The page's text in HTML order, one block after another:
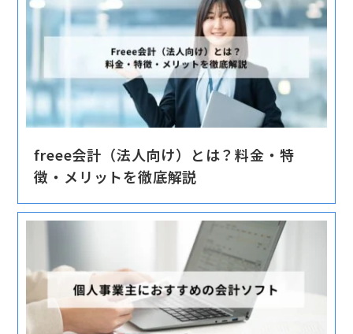
freee会計（法人向け）とは？料金・特
徴・メリットを徹底解説